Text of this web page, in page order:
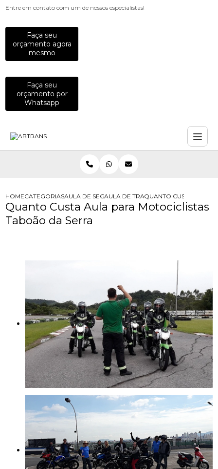
Entre em contato com um de nossos especialistas!
Faça seu
orçamento agora
mesmo
Faça seu
orçamento por
Whatsapp
HOMECATEGORIASAULA DE SEGURANCA NO TRANSITO
AULA DE TRANSITO PARA
QUANTO CUSTA AULA
Quanto Custa Aula para Motociclistas
Taboão da Serra